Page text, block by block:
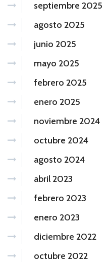
septiembre 2025
agosto 2025
junio 2025
mayo 2025
febrero 2025
enero 2025
noviembre 2024
octubre 2024
agosto 2024
abril 2023
febrero 2023
enero 2023
diciembre 2022
octubre 2022